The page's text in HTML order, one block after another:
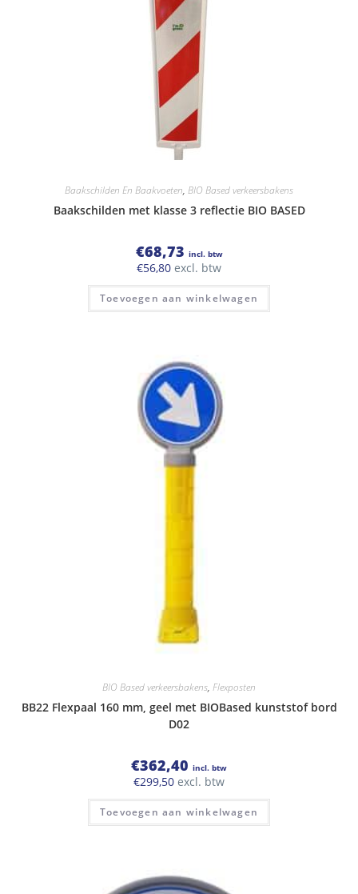
Baakschilden En Baakvoeten, BIO Based verkeersbakens
Baakschilden met klasse 3 reflectie BIO BASED
€68,73 incl. btw
€56,80 excl. btw
Toevoegen aan winkelwagen
BIO Based verkeersbakens, Flexposten
BB22 Flexpaal 160 mm, geel met BIOBased kunststof bord
D02
€362,40 incl. btw
€299,50 excl. btw
Toevoegen aan winkelwagen